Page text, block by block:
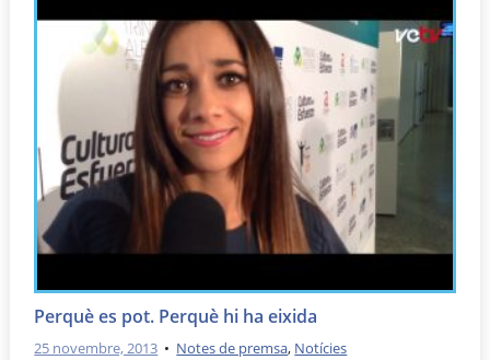
Perquè es pot. Perquè hi ha eixida
25 novembre, 2013 • Notes de premsa, Notícies